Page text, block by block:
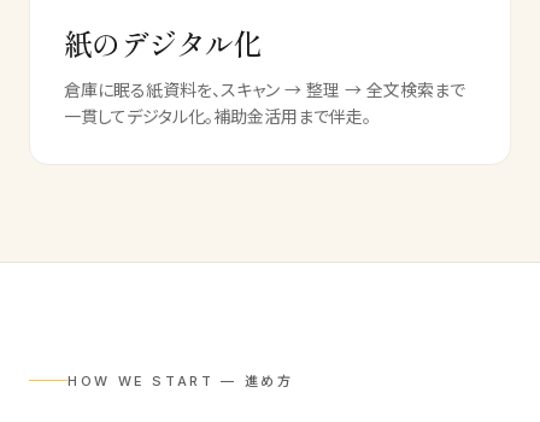
紙のデジタル化
倉庫に眠る紙資料を、スキャン → 整理 → 全文検索まで
一貫してデジタル化。補助金活用まで伴走。
HOW WE START — 進め方